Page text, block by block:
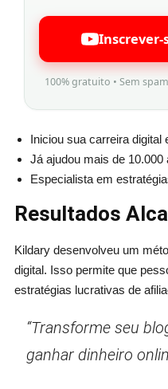
Inscrever-
100% gratuito • Sem
Iniciou sua carreira digital
Já ajudou mais de 10.000
Especialista em
Resultados
Kildary desenvolveu um
digital. Isso permite que
estratégias lucrativas de
“Transforme seu
ganhar dinheiro